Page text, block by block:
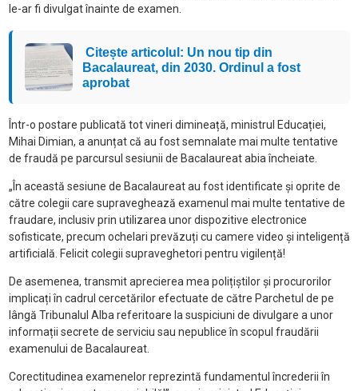
le-ar fi divulgat înainte de examen.
Citește articolul: Un nou tip din
Bacalaureat, din 2030. Ordinul a fost
aprobat
Într-o postare publicată tot vineri dimineață, ministrul Educației,
Mihai Dimian, a anunțat că au fost semnalate mai multe tentative
de fraudă pe parcursul sesiunii de Bacalaureat abia încheiate.
„În această sesiune de Bacalaureat au fost identificate și oprite de
către colegii care supraveghează examenul mai multe tentative de
fraudare, inclusiv prin utilizarea unor dispozitive electronice
sofisticate, precum ochelari prevăzuți cu camere video și inteligență
artificială. Felicit colegii supraveghetori pentru vigilență!
De asemenea, transmit aprecierea mea polițiștilor și procurorilor
implicați în cadrul cercetărilor efectuate de către Parchetul de pe
lângă Tribunalul Alba referitoare la suspiciuni de divulgare a unor
informații secrete de serviciu sau nepublice în scopul fraudării
examenului de Bacalaureat.
Corectitudinea examenelor reprezintă fundamentul încrederii în